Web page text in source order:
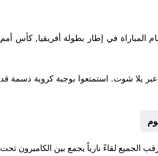
2026-05-19 نادى الكاميرون تحت 17 مع نادى الكونغو الديمقراطية تحت 17. تقام المباراة في إطار بطولة أفريقيا, كأس أمم
يلا شوت. استمتعوا بوجبة كروية دسمة قد
الجميع لقاءً نارياً يجمع بين الكاميرون تحت